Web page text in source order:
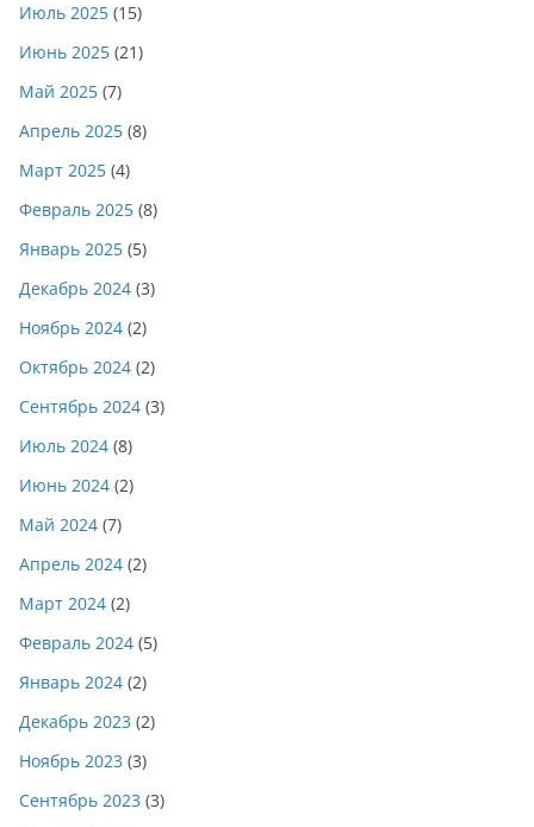
Июль 2025 (15)
Июнь 2025 (21)
Май 2025 (7)
Апрель 2025 (8)
Март 2025 (4)
Февраль 2025 (8)
Январь 2025 (5)
Декабрь 2024 (3)
Ноябрь 2024 (2)
Октябрь 2024 (2)
Сентябрь 2024 (3)
Июль 2024 (8)
Июнь 2024 (2)
Май 2024 (7)
Апрель 2024 (2)
Март 2024 (2)
Февраль 2024 (5)
Январь 2024 (2)
Декабрь 2023 (2)
Ноябрь 2023 (3)
Сентябрь 2023 (3)